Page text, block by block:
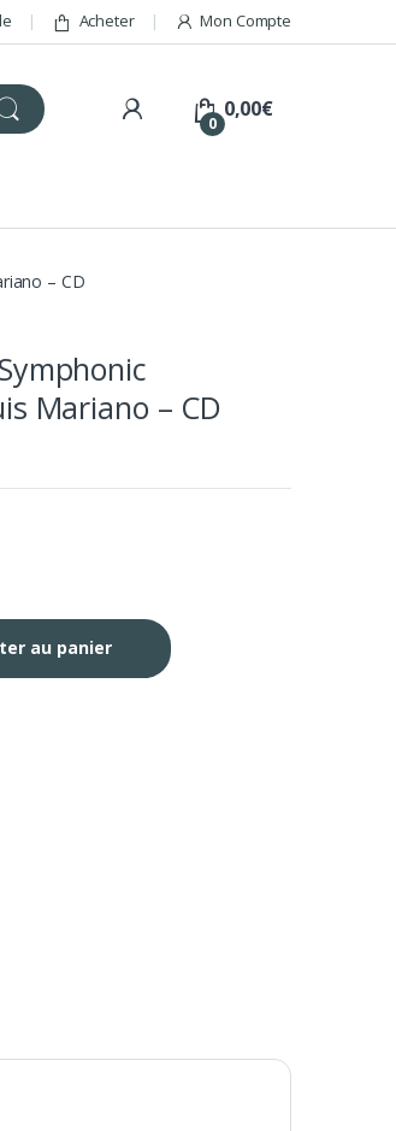
Acheter Mon Compte
0
0,00€
– CD
Mariano – CD
au panier